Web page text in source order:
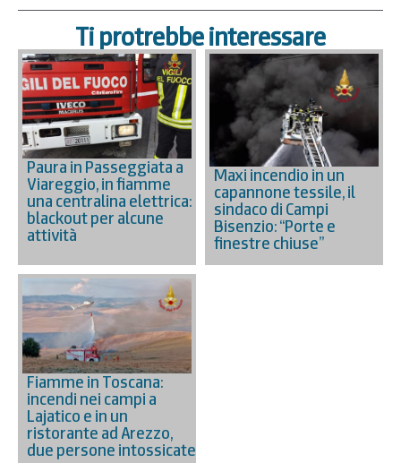
Ti protrebbe interessare
Paura in Passeggiata a
Viareggio, in fiamme
una centralina elettrica:
blackout per alcune
attività
Maxi incendio in un
capannone tessile, il
sindaco di Campi
Bisenzio: “Porte e
finestre chiuse”
Fiamme in Toscana:
incendi nei campi a
Lajatico e in un
ristorante ad Arezzo,
due persone intossicate